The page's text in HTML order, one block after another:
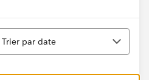
Trier par date